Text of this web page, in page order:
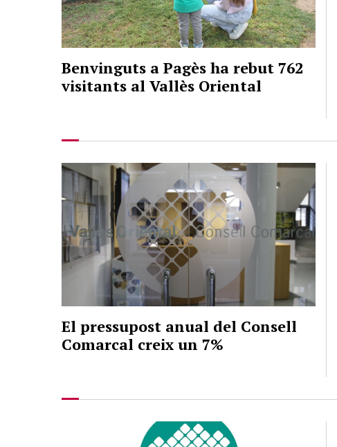
Benvinguts a Pagès ha rebut 762
visitants al Vallès Oriental
El pressupost anual del Consell
Comarcal creix un 7%